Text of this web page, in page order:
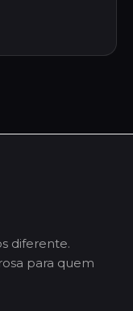
diferente.
para quem